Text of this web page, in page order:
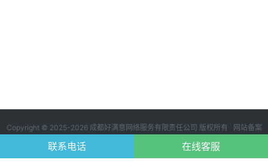
Copyright © 2025-2026 成都好满意网络服务有限责任公司 版权所有 网站备案
号：
123
联系电话 在线客服